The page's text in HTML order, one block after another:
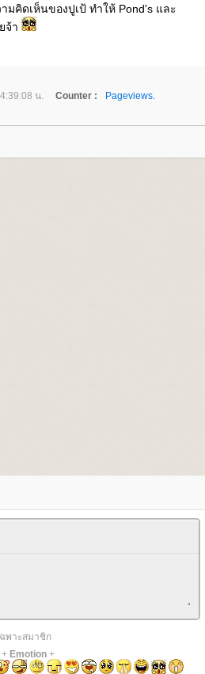
มคิดเห็นของปูเป้ ทำให้ Pond's และ
จ้า
น. Counter :
Pageviews.
พาะสมาชิก
+ Emotion+